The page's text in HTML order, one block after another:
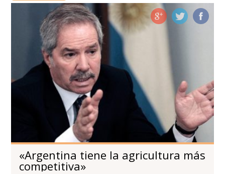
«Argentina tiene la agricultura más
competitiva»